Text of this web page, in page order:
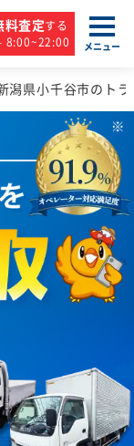
料査定する
8:00~22:00
メニュー
潟県小千谷市のト